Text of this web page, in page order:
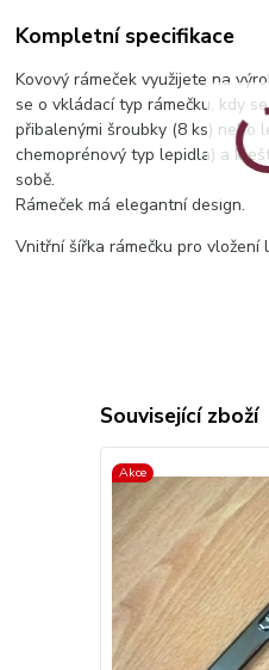
Kompletní specifikace
Kovový rámeček využijete na
se o vkládací typ rámečku, kdy
přibalenými šroubky (8 ks) nebo
chemoprénový typ lepidla) a
sobě.
Rámeček má elegantní design.
Vnitřní šířka rámečku pro vložení
Související zboží
Akce